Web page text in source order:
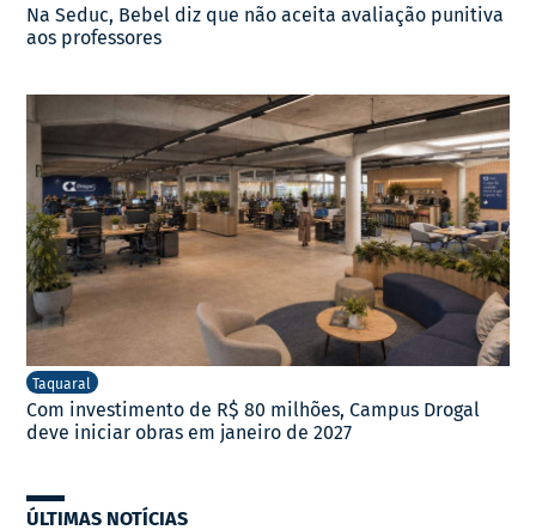
Na Seduc, Bebel diz que não aceita avaliação punitiva
aos professores
Taquaral
Com investimento de R$ 80 milhões, Campus Drogal
deve iniciar obras em janeiro de 2027
ÚLTIMAS NOTÍCIAS